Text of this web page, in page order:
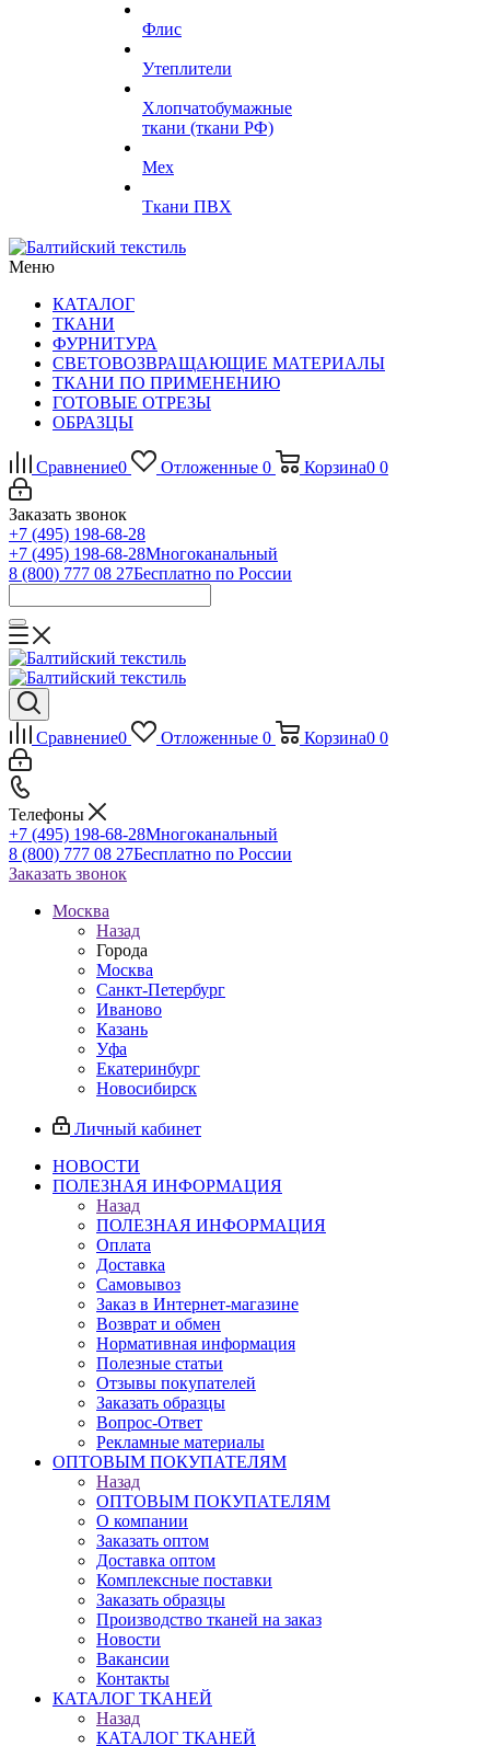
Флис
Утеплители
Хлопчатобумажные
ткани (ткани РФ)
Мех
Ткани ПВХ
Меню
КАТАЛОГ
ТКАНИ
ФУРНИТУРА
СВЕТОВОЗВРАЩАЮЩИЕ МАТЕРИАЛЫ
ТКАНИ ПО ПРИМЕНЕНИЮ
ГОТОВЫЕ ОТРЕЗЫ
ОБРАЗЦЫ
Сравнение0 Отложенные 0 Корзина0 0
Заказать звонок
+7 (495) 198-68-28
+7 (495) 198-68-28Многоканальный
8 (800) 777 08 27Бесплатно по России
Сравнение0 Отложенные 0 Корзина0 0
Телефоны
+7 (495) 198-68-28Многоканальный
8 (800) 777 08 27Бесплатно по России
Заказать звонок
Москва
Назад
Города
Москва
Санкт-Петербург
Иваново
Казань
Уфа
Екатеринбург
Новосибирск
Личный кабинет
НОВОСТИ
ПОЛЕЗНАЯ ИНФОРМАЦИЯ
Назад
ПОЛЕЗНАЯ ИНФОРМАЦИЯ
Оплата
Доставка
Самовывоз
Заказ в Интернет-магазине
Возврат и обмен
Нормативная информация
Полезные статьи
Отзывы покупателей
Заказать образцы
Вопрос-Ответ
Рекламные материалы
ОПТОВЫМ ПОКУПАТЕЛЯМ
Назад
ОПТОВЫМ ПОКУПАТЕЛЯМ
О компании
Заказать оптом
Доставка оптом
Комплексные поставки
Заказать образцы
Производство тканей на заказ
Новости
Вакансии
Контакты
КАТАЛОГ ТКАНЕЙ
Назад
КАТАЛОГ ТКАНЕЙ